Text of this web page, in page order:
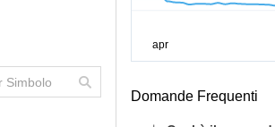
Domande Frequenti